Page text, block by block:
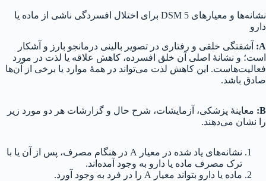
نشانه‌ها و معیارهای DSM 5 برای اختلال افسردگی ناشی از ماده یا
دارو
A:
آشفتگی خلقی و رفتاری در تصویر بالینی درمانجو بارز و آشکار
است؛ و نشانهٔ اصلی آن خلق افسرده، کاهش علاقه یا لذت در مورد
فعالیت‌هاست. این کاهش لذت می‌تواند در همهٔ موارد یا برخی از آن‌ها
صادق باشد.
B: معاینهٔ پزشکی، آزمایشات، شرح حال و گزارشات هر دو مورد زیر
را نشان می‌دهند.
نشانه‌های یاد شده در معیار A در هنگام مصرف، پس از آن یا با
ترک مصرف ماده یا دارو به وجود آمده‌اند.
ماده یا دارو بتواند معیار A را در فرد به وجود آورد.